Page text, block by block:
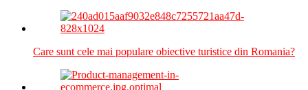
Care sunt cele mai populare obiective turistice din Romania?